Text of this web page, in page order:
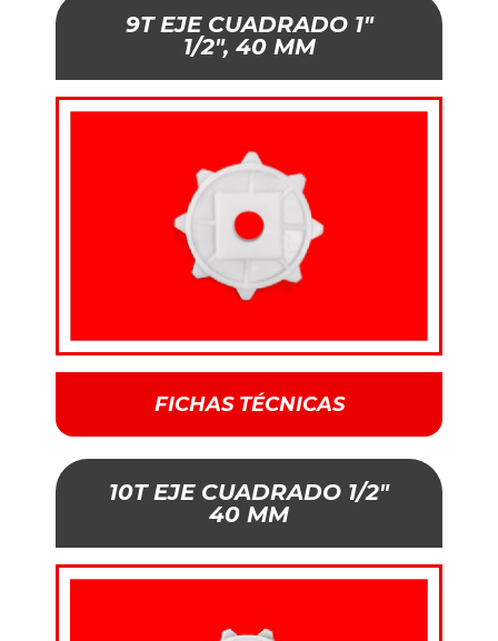
9T EJE CUADRADO 1"
1/2", 40 MM
FICHAS TÉCNICAS
10T EJE CUADRADO 1/2"
40 MM